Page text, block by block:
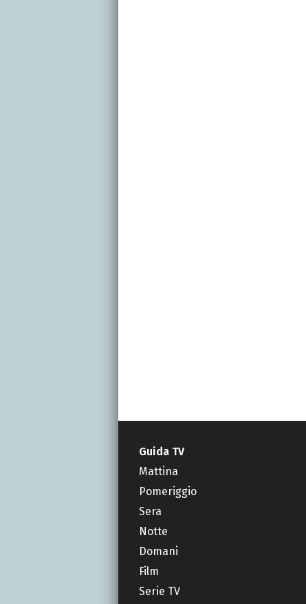
Guida TV
Mattina
Pomeriggio
Sera
Notte
Domani
Film
Serie TV